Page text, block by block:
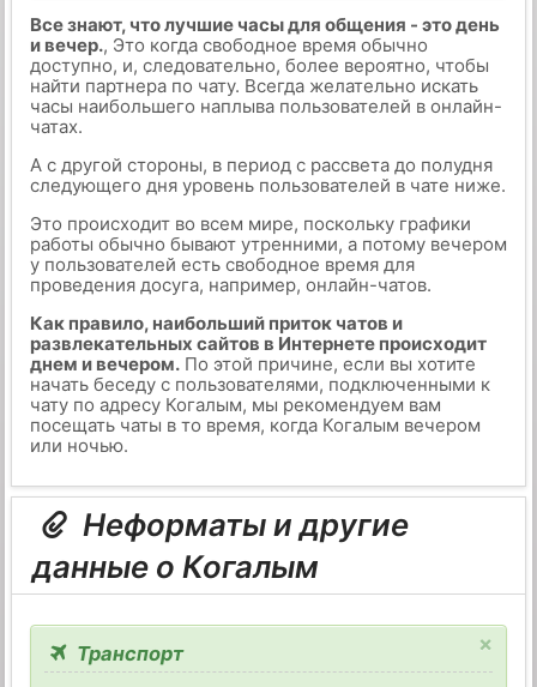
Все знают, что лучшие часы для общения - это день
и вечер., Это когда свободное время обычно
доступно, и, следовательно, более вероятно, чтобы
найти партнера по чату. Всегда желательно искать
часы наибольшего наплыва пользователей в онлайн-
чатах.
А с другой стороны, в период с рассвета до полудня
следующего дня уровень пользователей в чате ниже.
Это происходит во всем мире, поскольку графики
работы обычно бывают утренними, а потому вечером
у пользователей есть свободное время для
проведения досуга, например, онлайн-чатов.
Как правило, наибольший приток чатов и
развлекательных сайтов в Интернете происходит
днем и вечером.По этой причине, если вы хотите
начать беседу с пользователями, подключенными к
чату по адресу Когалым, мы рекомендуем вам
посещать чаты в то время, когда Когалым вечером
или ночью.
Неформаты и другие
данные о Когалым
×
Транспорт